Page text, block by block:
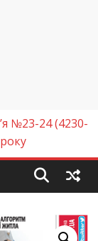
№23-24 (4230-